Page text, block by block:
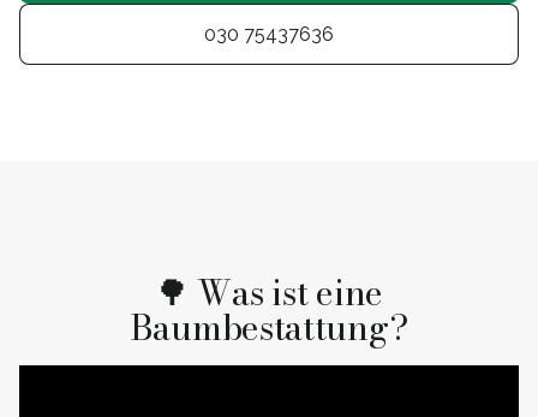
030 75437636
🌳 Was ist eine
Baumbestattung?